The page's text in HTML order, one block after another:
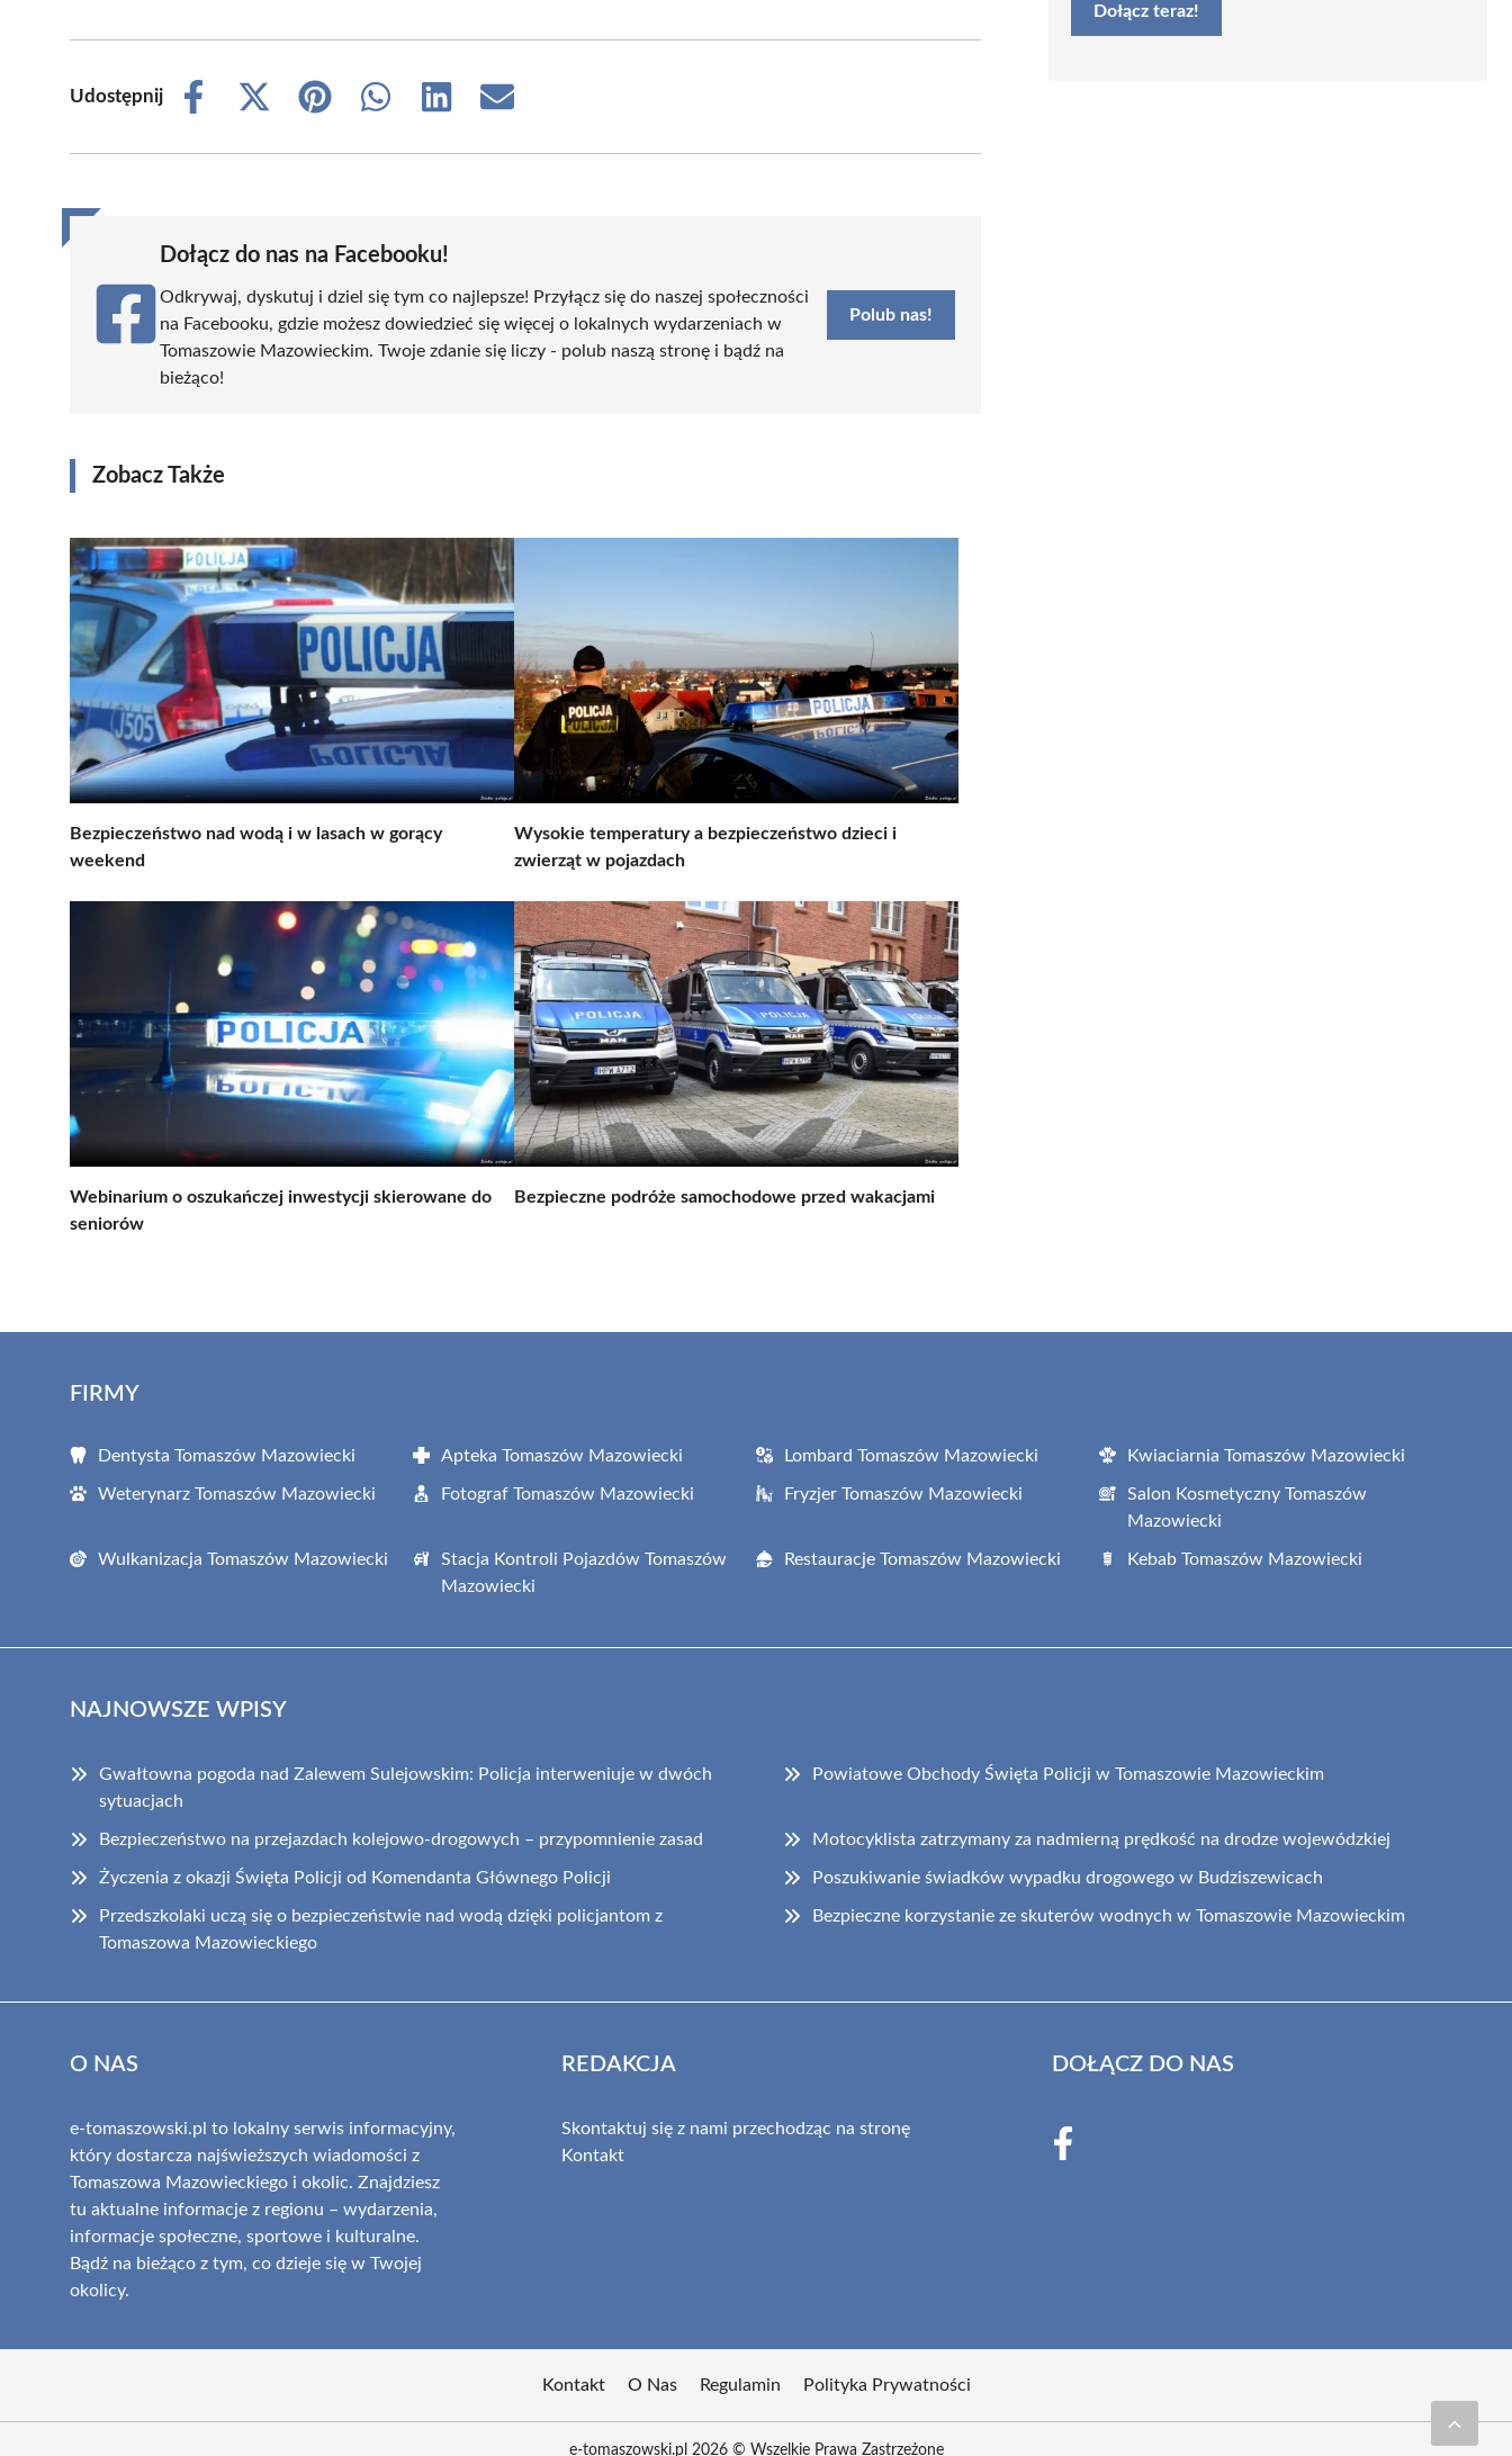
Udostępnij
Share
Share
(Twitter)
Share
Share
Share
Share
Dołącz do nas na Facebooku!
Odkrywaj, dyskutuj i dziel się tym co najlepsze! Przyłącz się do naszej społeczności
na Facebooku, gdzie możesz dowiedzieć się więcej o lokalnych wydarzeniach w
Tomaszowie Mazowieckim. Twoje zdanie się liczy - polub naszą stronę i bądź na
bieżąco!
Polub nas!
Zobacz Także
Bezpieczeństwo nad wodą i w lasach w gorący
weekend
Wysokie temperatury a bezpieczeństwo dzieci i
zwierząt w pojazdach
Webinarium o oszukańczej inwestycji skierowane do
seniorów
Bezpieczne podróże samochodowe przed wakacjami
Dołącz teraz!
FIRMY
Dentysta Tomaszów Mazowiecki Apteka Tomaszów Mazowiecki Lombard Tomaszów Mazowiecki Kwiaciarnia Tomaszów Mazowiecki
Weterynarz Tomaszów Mazowiecki Fotograf Tomaszów Mazowiecki Fryzjer Tomaszów Mazowiecki
Salon Kosmetyczny Tomaszów
Mazowiecki
Wulkanizacja Tomaszów Mazowiecki
Stacja Kontroli Pojazdów Tomaszów
Mazowiecki
Restauracje Tomaszów Mazowiecki Kebab Tomaszów Mazowiecki
NAJNOWSZE WPISY
Gwałtowna pogoda nad Zalewem Sulejowskim: Policja interweniuje w dwóch
sytuacjach
Powiatowe Obchody Święta Policji w Tomaszowie Mazowieckim
Bezpieczeństwo na przejazdach kolejowo-drogowych – przypomnienie zasad Motocyklista zatrzymany za nadmierną prędkość na drodze wojewódzkiej
Życzenia z okazji Święta Policji od Komendanta Głównego Policji Poszukiwanie świadków wypadku drogowego w Budziszewicach
Przedszkolaki uczą się o bezpieczeństwie nad wodą dzięki policjantom z
Tomaszowa Mazowieckiego
Bezpieczne korzystanie ze skuterów wodnych w Tomaszowie Mazowieckim
O NAS
e-tomaszowski.pl to lokalny serwis informacyjny,
który dostarcza najświeższych wiadomości z
Tomaszowa Mazowieckiego i okolic. Znajdziesz
tu aktualne informacje z regionu – wydarzenia,
informacje społeczne, sportowe i kulturalne.
Bądź na bieżąco z tym, co dzieje się w Twojej
okolicy.
REDAKCJA
Skontaktuj się z nami przechodząc na stronę
Kontakt
DOŁĄCZ DO NAS
Kontakt O Nas Regulamin Polityka Prywatności
e-tomaszowski.pl 2026 © Wszelkie Prawa Zastrzeżone